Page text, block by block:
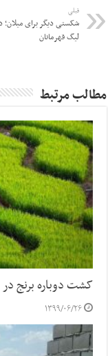
قبلی
شکستی دیگر برای
لیگ قهرمانان
مطالب مرتبط
کشت دوباره برنج در
۱۳۹۹/۰۶/۲۶